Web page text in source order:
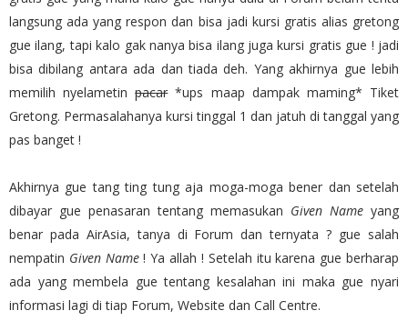
langsung ada yang respon dan bisa jadi kursi gratis alias gretong
gue ilang, tapi kalo gak nanya bisa ilang juga kursi gratis gue ! jadi
bisa dibilang antara ada dan tiada deh. Yang akhirnya gue lebih
memilih nyelametinpacar*ups maap dampak maming* Tiket
Gretong. Permasalahanya kursi tinggal 1 dan jatuh di tanggal yang
pas banget !
Akhirnya gue tang ting tung aja moga-moga bener dan setelah
dibayar gue penasaran tentang memasukan Given Name yang
benar pada AirAsia, tanya di Forum dan ternyata ? gue salah
nempatin Given Name! Ya allah ! Setelah itu karena gue berharap
ada yang membela gue tentang kesalahan ini maka gue nyari
informasi lagi di tiap Forum, Website dan Call Centre.